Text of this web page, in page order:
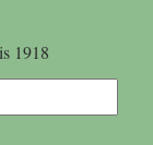
1918